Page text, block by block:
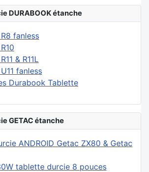
DURABOOK étanche
fanless
& R11L
fanless
Durabook Tablette
GETAC étanche
ANDROID Getac ZX80 & Getac
tablette durcie 8 pouces